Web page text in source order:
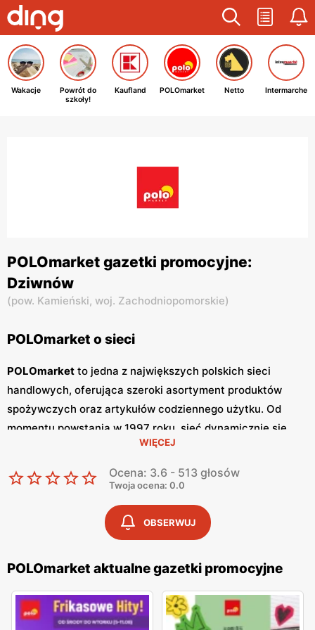
Wakacje
Powrót do
szkoły!
Kaufland POLOmarket Netto Intermarche
POLOmarket gazetki promocyjne:
Dziwnów
(pow. Kamieński, woj. Zachodniopomorskie)
POLOmarket o sieci
POLOmarket to jedna z największych polskich sieci
handlowych, oferująca szeroki asortyment produktów
spożywczych oraz artykułów codziennego użytku. Od
momentu powstania w 1997 roku, sieć dynamicznie się
rozwija, zdobywając zaufanie klientów dzięki wysokiej
jakości produktom oraz konkurencyjnym cenom.
POLOmarketstawia na polskość, współpracując z
lokalnymi dostawcami i producentami, co przekłada się na
świeżość i jakość oferowanych towarów. Jednym z
kluczowych narzędzi marketingowych
regularnie wydawane
gazetki promocyjne
. Sieć publikuje
co tydzień, co pozwala klientom być na bieżąco z
najnowszymipromocjamii okazjami. Wgazetkach
znajdują się informacje o obniżkach cen na wybrane
WIĘCEJ
Ocena: 3.6 - 513 głosów
Twoja ocena: 0.0
OBSERWUJ
POLOmarket aktualne gazetki promocyjne